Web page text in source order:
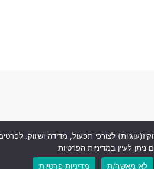
לצורכי תפעול, מדידה ושיווק. לפרטים
לעיין במדיניות הפרטיות
מאשר/ת מדיניות פרטיות